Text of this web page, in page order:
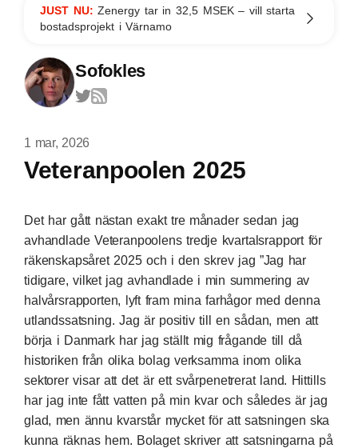
JUST NU:Zenergy tar in 32,5 MSEK – vill starta
bostadsprojekt i Värnamo
Sofokles
1 mar, 2026
Veteranpoolen 2025
Det har gått nästanexakt tre månader sedan jag
avhandlade Veteranpoolenstredje kvartalsrapport för
räkenskapsåret 2025 och i den skrev jag ”Jag har
tidigare, vilket jag avhandlade i min summering av
halvårsrapporten, lyft fram mina farhågor med denna
utlandssatsning. Jag är positiv till en sådan, men att
börja i Danmark har jag ställt mig frågande till då
historiken från olika bolag verksamma inom olika
sektorer visar att det är ett svårpenetrerat land. Hittills
har jag inte fått vatten på min kvar och således är jag
glad, men ännu kvarstår mycket för att satsningen ska
kunna räknas hem. Bolaget skriver att satsningarna på